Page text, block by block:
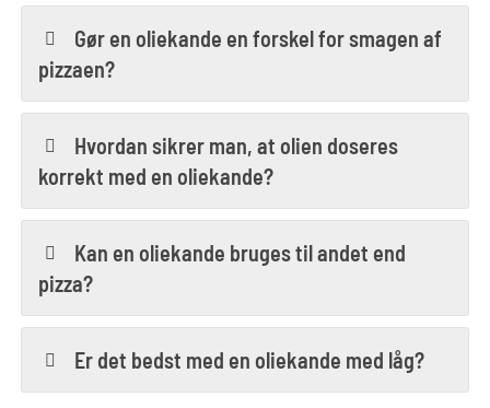
Gør en oliekande en forskel for smagen af
pizzaen?
Hvordan sikrer man, at olien doseres
korrekt med en oliekande?
Kan en oliekande bruges til andet end
pizza?
Er det bedst med en oliekande med låg?